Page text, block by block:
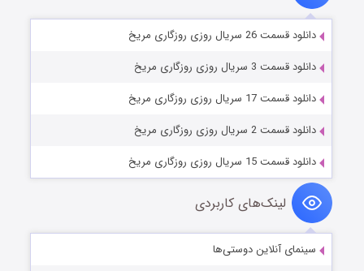
دانلود قسمت 26 سریال روزی روزگاری مریخ
دانلود قسمت 3 سریال روزی روزگاری مریخ
دانلود قسمت 17 سریال روزی روزگاری مریخ
دانلود قسمت 2 سریال روزی روزگاری مریخ
دانلود قسمت 15 سریال روزی روزگاری مریخ
لینک‌های کاربردی
سینمای آنلاین دوستی‌ها